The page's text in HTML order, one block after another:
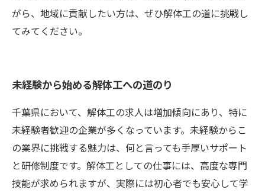
がら、地域に貢献したい方は、ぜひ解体工の道に挑戦し
てみてください。
未経験から始める解体工への道のり
千葉県において、解体工の求人は増加傾向にあり、特に
未経験者歓迎の企業が多くなっています。未経験からこ
の業界に挑戦する魅力は、何と言っても手厚いサポート
と研修制度です。解体工としての仕事には、高度な専門
技能が求められますが、実際には初心者でも安心して学